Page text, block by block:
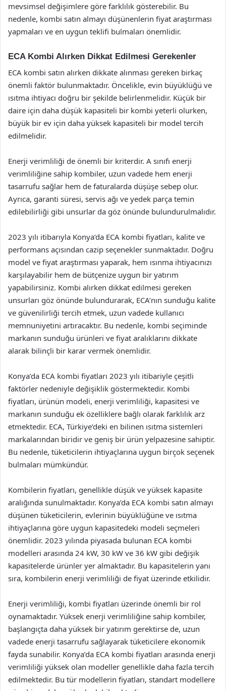
mevsimsel değişimlere göre farklılık gösterebilir. Bu
nedenle, kombi satın almayı düşünenlerin fiyat araştırması
yapmaları ve en uygun teklifi bulmaları önemlidir.
ECA Kombi Alırken Dikkat Edilmesi Gerekenler
ECA kombi satın alırken dikkate alınması gereken birkaç
önemli faktör bulunmaktadır. Öncelikle, evin büyüklüğü ve
ısıtma ihtiyacı doğru bir şekilde belirlenmelidir. Küçük bir
daire için daha düşük kapasiteli bir kombi yeterli olurken,
büyük bir ev için daha yüksek kapasiteli bir model tercih
edilmelidir.
Enerji verimliliği de önemli bir kriterdir. A sınıfı enerji
verimliliğine sahip kombiler, uzun vadede hem enerji
tasarrufu sağlar hem de faturalarda düşüşe sebep olur.
Ayrıca, garanti süresi, servis ağı ve yedek parça temin
edilebilirliği gibi unsurlar da göz önünde bulundurulmalıdır.
2023 yılı itibarıyla Konya’da ECA kombi fiyatları, kalite ve
performans açısından cazip seçenekler sunmaktadır. Doğru
model ve fiyat araştırması yaparak, hem ısınma ihtiyacınızı
karşılayabilir hem de bütçenize uygun bir yatırım
yapabilirsiniz. Kombi alırken dikkat edilmesi gereken
unsurları göz önünde bulundurarak, ECA’nın sunduğu kalite
ve güvenilirliği tercih etmek, uzun vadede kullanıcı
memnuniyetini artıracaktır. Bu nedenle, kombi seçiminde
markanın sunduğu ürünleri ve fiyat aralıklarını dikkate
alarak bilinçli bir karar vermek önemlidir.
Konya’da ECA kombi fiyatları 2023 yılı itibariyle çeşitli
faktörler nedeniyle değişiklik göstermektedir. Kombi
fiyatları, ürünün modeli, enerji verimliliği, kapasitesi ve
markanın sunduğu ek özelliklere bağlı olarak farklılık arz
etmektedir. ECA, Türkiye’deki en bilinen ısıtma sistemleri
markalarından biridir ve geniş bir ürün yelpazesine sahiptir.
Bu nedenle, tüketicilerin ihtiyaçlarına uygun birçok seçenek
bulmaları mümkündür.
Kombilerin fiyatları, genellikle düşük ve yüksek kapasite
aralığında sunulmaktadır. Konya’da ECA kombi satın almayı
düşünen tüketicilerin, evlerinin büyüklüğüne ve ısıtma
ihtiyaçlarına göre uygun kapasitedeki modeli seçmeleri
önemlidir. 2023 yılında piyasada bulunan ECA kombi
modelleri arasında 24 kW, 30 kW ve 36 kW gibi değişik
kapasitelerde ürünler yer almaktadır. Bu kapasitelerin yanı
sıra, kombilerin enerji verimliliği de fiyat üzerinde etkilidir.
Enerji verimliliği, kombi fiyatları üzerinde önemli bir rol
oynamaktadır. Yüksek enerji verimliliğine sahip kombiler,
başlangıçta daha yüksek bir yatırım gerektirse de, uzun
vadede enerji tasarrufu sağlayarak tüketicilere ekonomik
fayda sunabilir. Konya’da ECA kombi fiyatları arasında enerji
verimliliği yüksek olan modeller genellikle daha fazla tercih
edilmektedir. Bu tür modellerin fiyatları, standart modellere